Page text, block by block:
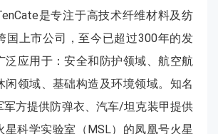
是专注于高技术纤维材料及纺
国上市公司，至今已超过300年的发
泛应用于：安全和防护领域、航空航
闲领域、基础构造及环境领域。知名
军方提供防弹衣、汽车/坦克装甲提供
星科学实验室（MSL）的凤凰号火星